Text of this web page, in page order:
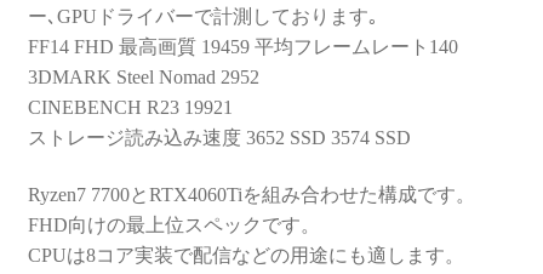
ー､GPUドライバーで計測しております｡
FF14 FHD 最高画質 19459 平均フレームレート140
3DMARK Steel Nomad 2952
CINEBENCH R23 19921
ストレージ読み込み速度 3652 SSD 3574 SSD
Ryzen7 7700とRTX4060Tiを組み合わせた構成です。
FHD向けの最上位スペックです。
CPUは8コア実装で配信などの用途にも適します。